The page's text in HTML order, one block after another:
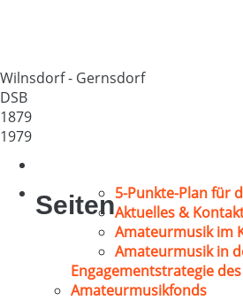
Wilnsdorf - Gernsdorf
DSB
1879
1979
Seiten5-Punkte-Plan für
Aktuelles &
Amateurmusik im
Amateurmusik in
Engagementstrategie
Amateurmusikfonds